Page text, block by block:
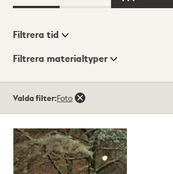
Visningsläge
Filtrera tid
Filtrera materialtyper
träffar
Valda filter:Foto